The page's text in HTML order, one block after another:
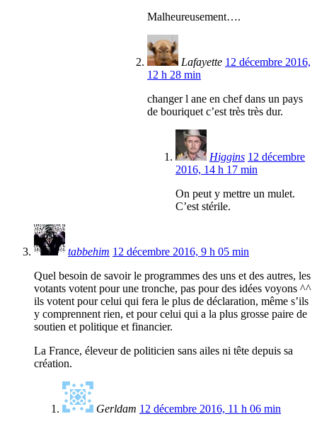
Malheureusement….
Lafayette 12 décembre 2016,
12 h 28 min
changer l ane en chef dans un pays
de bouriquet c’est très très dur.
Higgins 12 décembre
2016, 14 h 17 min
On peut y mettre un mulet.
C’est stérile.
tabbehim 12 décembre 2016, 9 h 05 min
Quel besoin de savoir le programmes des uns et des autres, les
votants votent pour une tronche, pas pour des idées voyons ^^
ils votent pour celui qui fera le plus de déclaration, même s’ils
y comprennent rien, et pour celui qui a la plus grosse paire de
soutien et politique et financier.
La France, éleveur de politicien sans ailes ni tête depuis sa
création.
Gerldam 12 décembre 2016, 11 h 06 min